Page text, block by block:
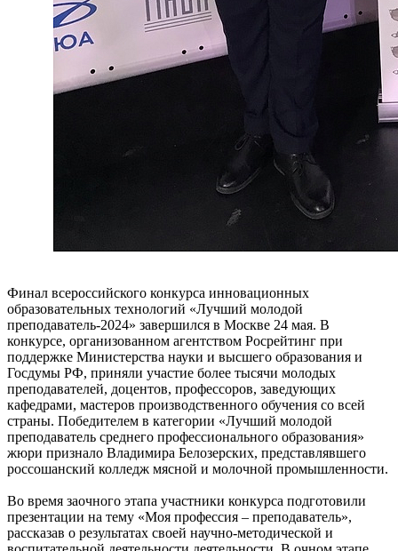
Финал всероссийского конкурса инновационных
образовательных технологий «Лучший молодой
преподаватель-2024» завершился в Москве 24 мая. В
конкурсе, организованном агентством Росрейтинг при
поддержке Министерства науки и высшего образования и
Госдумы РФ, приняли участие более тысячи молодых
преподавателей, доцентов, профессоров, заведующих
кафедрами, мастеров производственного обучения со всей
страны. Победителем в категории «Лучший молодой
преподаватель среднего профессионального образования»
жюри признало Владимира Белозерских, представлявшего
россошанский колледж мясной и молочной промышленности.
Во время заочного этапа участники конкурса подготовили
презентации на тему «Моя профессия – преподаватель»,
рассказав о результатах своей научно-методической и